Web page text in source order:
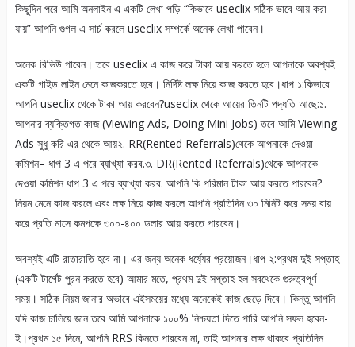
কিছুদিন পরে আমি অনলাইন এ একটি লেখা পড়ি “কিভাবে useclix সঠিক ভাবে আয় করা
যায়” আপনি গুগল এ সার্চ করলে useclix সম্পর্কে অনেক লেখা পাবেন।
অনেক রিভিউ পাবেন। তবে useclix এ কাজ করে টাকা আয় করতে হলে আপনাকে অবশ্যই
একটি গাইড লাইন মেনে কাজকরতে হবে। নির্দিষ্ট লক্ষ নিয়ে কাজ করতে হবে।ধাপ ১:কিভাবে
আপনি useclix থেকে টাকা আয় করবেন?useclix থেকে আয়ের তিনটি পদ্ধতি আছে:১.
আপনার ব্যক্তিগত কাজ (Viewing Ads, Doing Mini Jobs) তবে আমি Viewing
Ads সুধু করি এর থেকে আয়২. RR(Rented Referrals)থেকে আপনাকে দেওয়া
কমিশন– ধাপ 3 এ পরে ব্যাখ্যা করব.৩. DR(Rented Referrals)থেকে আপনাকে
দেওয়া কমিশন ধাপ 3 এ পরে ব্যাখ্যা করব. আপনি কি পরিমান টাকা আয় করতে পারবেন?
নিয়ম মেনে কাজ করলে এবং লক্ষ নিয়ে কাজ করলে আপনি প্রতিদিন ৩০ মিনিট করে সময় বায়
করে প্রতি মাসে কমপক্ষে ৩০০-৪০০ ডলার আয় করতে পারবেন।
অবশ্যই এটি রাতারাতি হবে না। এর জন্য অনেক ধর্য্যের প্রয়োজন।ধাপ ২:প্রথম দুই সপ্তাহ
(একটি টার্গেট পুরন করতে হবে) আমার মতে, প্রথম দুই সপ্তাহ হল সবথেকে গুরুত্বপূর্ণ
সময়। সঠিক নিয়ম জানার অভাবে এইসময়ের মধ্যে অনেকেই কাজ ছেড়ে দিবে। কিন্তু আপনি
যদি কাজ চালিয়ে জান তবে আমি আপনাকে ১০০% নিশ্চয়তা দিতে পারি আপনি সফল হবেন-
ই।প্রথম ১৫ দিনে, আপনি RRS কিনতে পারবেন না, তাই আপনার লক্ষ থাকবে প্রতিদিন